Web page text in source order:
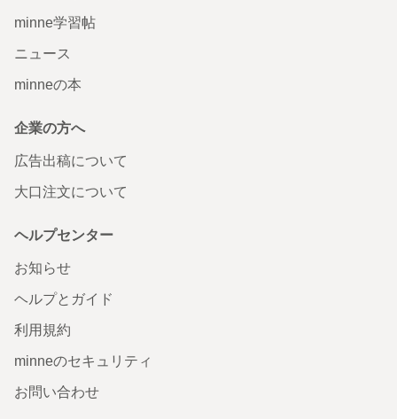
minne学習帖
ニュース
minneの本
企業の方へ
広告出稿について
大口注文について
ヘルプセンター
お知らせ
ヘルプとガイド
利用規約
minneのセキュリティ
お問い合わせ